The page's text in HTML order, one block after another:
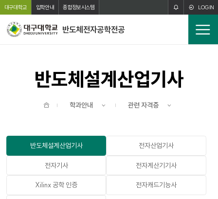
본문 바로가기
주메뉴 바로가기
대구대학교 입학안내 종합정보시스템 LOGIN
반도체전자공학전공
전
체
반도체설계산업기사
학과안내 관련 자격증
반도체설계산업기사 전자산업기사
전자기사 전자계산기기사
Xilinx 공학 인증 전자캐드기능사